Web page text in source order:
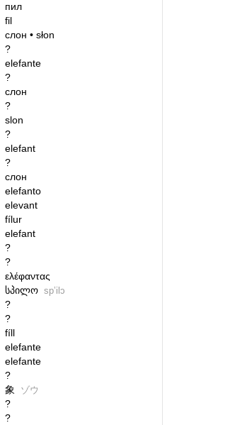
пил
fil
слон• słon
?
elefante
?
слон
?
slon
?
elefant
?
слон
elefanto
elevant
fílur
elefant
?
?
ελέφαντας
სპილო spʼilɔ
?
?
fíll
elefante
elefante
?
象 ゾウ
?
?